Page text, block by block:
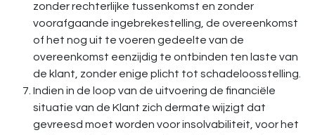
zonder rechterlijke tussenkomst en zonder
voorafgaande ingebrekestelling, de overeenkomst
of het nog uit te voeren gedeelte van de
overeenkomst eenzijdig te ontbinden ten laste van
de klant, zonder enige plicht tot schadeloosstelling.
Indien in de loop van de uitvoering de financiële
situatie van de Klant zich dermate wijzigt dat
gevreesd moet worden voor insolvabiliteit, voor het